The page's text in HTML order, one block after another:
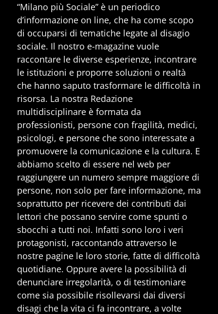
“Milano più Sociale” è un periodico
d’informazione on line, che ha come scopo
di occuparsi di tematiche legate al disagio
sociale. Il nostro e-magazine vuole
raccontare le diverse esperienze, incontrare
le istituzioni e proporre soluzioni o realtà
che hanno saputo trasformare le difficoltà in
risorsa. La nostra Redazione
multidisciplinare è formata da
professionisti, persone con fragilità, medici,
psicologi, e persone che sono interessate a
promuovere la comunicazione e la cultura. E
abbiamo scelto di essere nel web per
raggiungere un numero sempre maggiore di
persone, non solo per fare informazione, ma
soprattutto per ricevere dei contributi dai
lettori che possano servire come spunti o
sbocchi a tutti noi. Infatti sono loro i veri
protagonisti, raccontando attraverso le
nostre pagine le loro storie, fatte di difficoltà
quotidiane. Oppure avere la possibilità di
denunciare irregolarità, o di testimoniare
come sia possibile risollevarsi dai diversi
disagi che la vita ci fa incontrare, a volte